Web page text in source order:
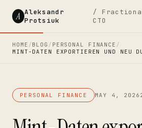
A Aleksandr
Protsiuk
/
CTO
HOME /BLOG / PERSONAL FINANCE /
MINT-DATEN EXPORTIEREN UND NEU
PERSONAL FINANCE MAY 4, 2026